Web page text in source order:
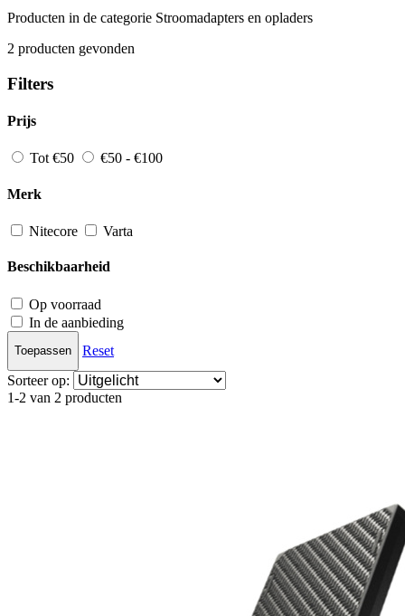
Producten in de categorie Stroomadapters en opladers
2 producten gevonden
Filters
Prijs
Tot €50 €50 - €100
Merk
Nitecore Varta
Beschikbaarheid
Op voorraad
In de aanbieding
Toepassen
Reset
Sorteer op:
1-2 van 2 producten